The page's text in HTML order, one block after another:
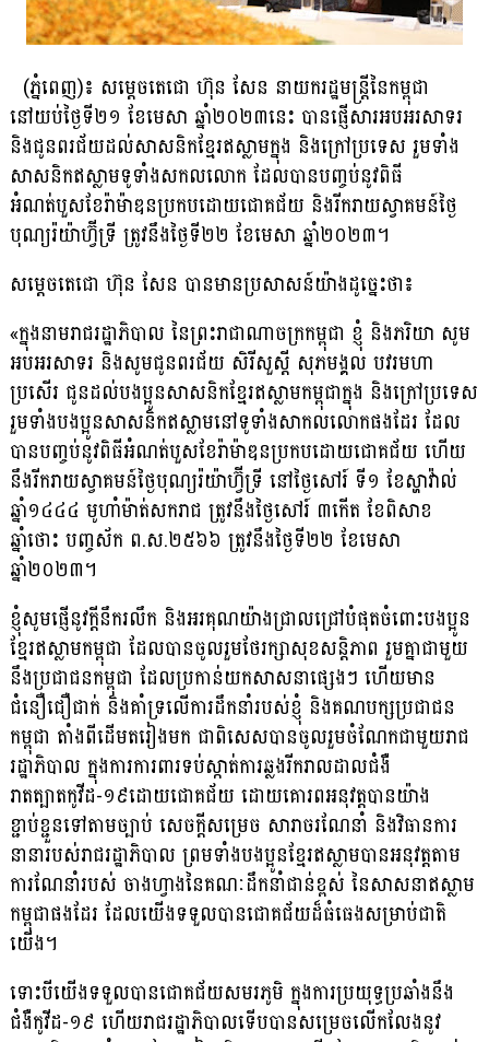
(ភ្នំពេញ)៖ សម្ដេចតេជោ ហ៊ុន សែន នាយករដ្ឋមន្ដ្រីនៃកម្ពុជា
នៅយប់ថ្ងៃទី២១ ខែមេសា ឆ្នាំ២០២៣នេះ បានផ្ញើសារអបអរសាទរ
និងជូនពរជ័យដល់សាសនិកខ្មែរឥស្លាមក្នុង និងក្រៅប្រទេស រួមទាំង
សាសនិកឥស្លាមទូទាំងសកលលោក ដែលបានបញ្ចប់នូវពិធី
អំណត់បួសខែរ៉ាម៉ាឌនប្រកបដោយជោគជ័យ និងរីករាយស្វាគមន៍ថ្ងៃ
បុណ្យរ៉យ៉ាហ្វ៊ីទ្រី ត្រូវនឹងថ្ងៃទី២២ ខែមេសា ឆ្នាំ២០២៣។
សម្ដេចតេជោ ហ៊ុន សែន បានមានប្រសាសន៍យ៉ាងដូច្នេះថា៖
«ក្នុងនាមរាជរដ្ឋាភិបាល នៃព្រះរាជាណាចក្រកម្ពុជា ខ្ញុំ និងភរិយា សូម
អបអរសាទរ និងសូមជូនពរជ័យ សិរីសួស្ដី សុភមង្គល បវរមហា
ប្រសើរ ជូនដល់បងប្អូនសាសនិកខ្មែរឥស្លាមកម្ពុជាក្នុង និងក្រៅប្រទេស
រួមទាំងបងប្អូនសាសនិកឥស្លាមនៅទូទាំងសាកលលោកផងដែរ ដែល
បានបញ្ចប់នូវពិធីអំណត់បួសខែរ៉ាម៉ាឌនប្រកបដោយជោគជ័យ ហេីយ
នឹងរីករាយស្វាគមន៍ថ្ងៃបុណ្យរ៉យ៉ាហ្វ៊ីទ្រី នៅថ្ងៃសៅរ៍ ទី១ ខែស្ហាវ៉ាល់
ឆ្នាំ១៤៤៤ មូហាំម៉ាត់សករាជ ត្រូវនឹងថ្ងៃសៅរ៍ ៣កើត ខែពិសាខ
ឆ្នាំថោះ បញ្ចស័ក ព.ស.២៥៦៦ ត្រូវនឹងថ្ងៃទី២២ ខែមេសា
ឆ្នាំ២០២៣។
ខ្ញុំសូមផ្ញើនូវក្តីនឹករលឹក និងអរគុណយ៉ាងជ្រាលជ្រៅបំផុតចំពោះបងប្អូន
ខ្មែរឥស្លាមកម្ពុជា ដែលបានចូលរួមថែរក្សាសុខសន្តិភាព រួមគ្នាជាមួយ
នឹងប្រជាជនកម្ពុជា ដែលប្រកាន់យកសាសនាផ្សេងៗ ហើយមាន
ជំនឿជឿជាក់ និងគាំទ្រលើការដឹកនាំរបស់ខ្ញុំ និងគណបក្សប្រជាជន
កម្ពុជា តាំងពីដើមតរៀងមក ជាពិសេសបានចូលរួមចំណែកជាមួយរាជ
រដ្ឋាភិបាល ក្នុងការការពារទប់ស្កាត់ការឆ្លងរីករាលដាលជំងឺ
រាតត្បាតកូវីដ-១៩ដោយជោគជ័យ ដោយគោរពអនុវត្តបានយ៉ាង
ខ្ជាប់ខ្ជួនទៅតាមច្បាប់ សេចក្តីសម្រេច សារាចរណែនាំ និងវិធានការ
នានារបស់រាជរដ្ឋាភិបាល ព្រមទាំងបងប្អូនខ្មែរឥស្លាមបានអនុវត្តតាម
ការណែនាំរបស់ ចាងហ្វាងនៃគណៈដឹកនាំជាន់ខ្ពស់ នៃសាសនាឥស្លាម
កម្ពុជាផងដែរ ដែលយើងទទួលបានជោគជ័យដ៏ធំធេងសម្រាប់ជាតិ
យើង។
ទោះបីយេីងទទួលបានជោគជ័យសមរភូមិ ក្នុងការប្រយុទ្ធប្រឆាំងនឹង
ជំងឺកូវីដ-១៩ ហេីយរាជរដ្ឋាភិបាលទើបបានសម្រេចលើកលែងនូវ